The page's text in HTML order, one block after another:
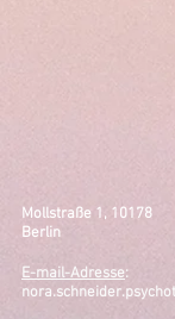
Mollstraße 1, 10178
Berlin
E-mail-Adresse: